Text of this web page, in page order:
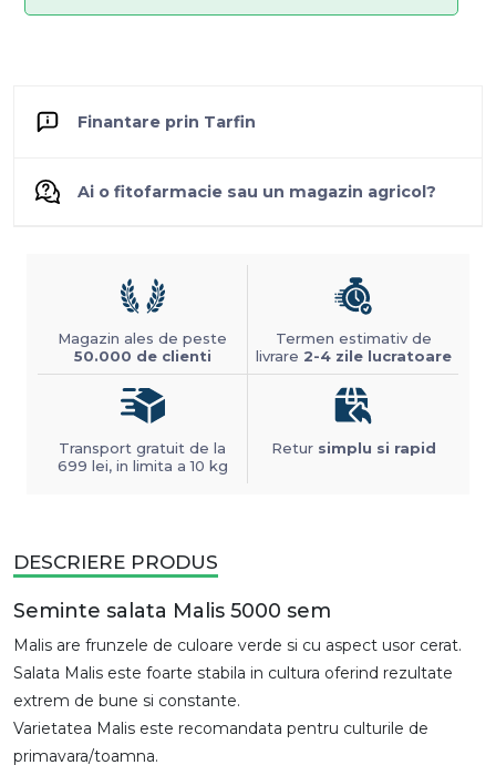
Finantare prin Tarfin
Ai o fitofarmacie sau un magazin agricol?
Magazin ales de peste
50.000 de clienti
Termen estimativ de
livrare 2-4 zile lucratoare
Transport gratuit de la
699 lei, in limita a 10 kg
Retur simplu si rapid
DESCRIERE PRODUS
Seminte salata Malis 5000 sem
Malis are frunzele de culoare verde si cu aspect usor cerat.
Salata Malis este foarte stabila in cultura oferind rezultate
extrem de bune si constante.
Varietatea Malis este recomandata pentru culturile de
primavara/toamna.